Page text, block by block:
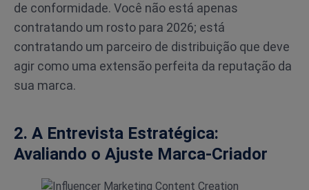
de conformidade. Você não está apenas
contratando um rosto para 2026; está
contratando um parceiro de distribuição que deve
agir como uma extensão perfeita da reputação da
sua marca.
2. A Entrevista Estratégica:
Avaliando o Ajuste Marca-Criador